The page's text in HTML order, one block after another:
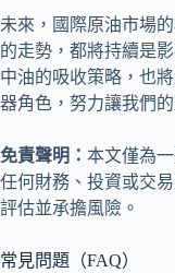
未來，國際原油市場的
的走勢，都將持續是
中油的吸收策略，也
器角色，努力讓我們
免責聲明： 本文僅為
任何財務、投資或交
評估並承擔風險。
常見問題（FAQ）